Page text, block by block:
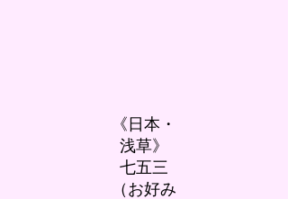
《日本・
浅草》
七五三
（お好み